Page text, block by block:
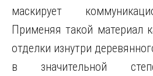
маскирует
Применяя такой материал
отделки изнутри
в значительной